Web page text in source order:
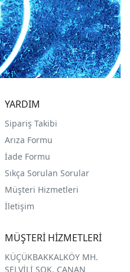
YARDIM
Sipariş Takibi
Arıza Formu
İade Formu
Sıkça Sorulan Sorular
Müşteri Hizmetleri
İletişim
MÜŞTERİ HİZMETLERİ
KÜÇÜKBAKKALKÖY MH.
SELVİLİ SOK. CANAN